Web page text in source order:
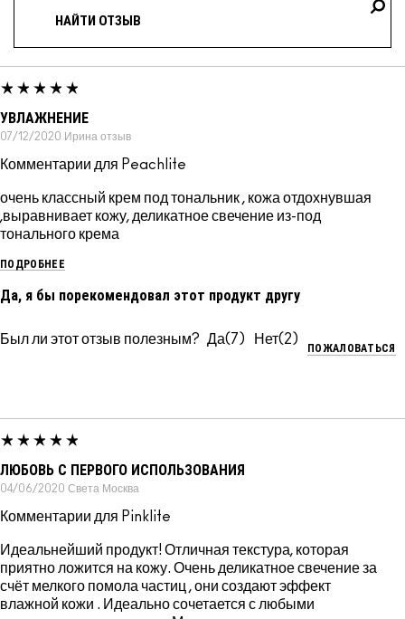
УВЛАЖНЕНИЕ
07/12/2020 Ирина отзыв
Комментарии для Peachlite
очень классный крем под тональник , кожа отдохнувшая
,выравнивает кожу, деликатное свечение из-под
тонального крема
ПОДРОБНЕЕ
Да, я бы порекомендовал этот продукт другу
Был ли этот отзыв полезным? 7 2
ПОЖАЛОВАТЬСЯ
ЛЮБОВЬ С ПЕРВОГО ИСПОЛЬЗОВАНИЯ
04/06/2020 Света Москва
Комментарии для Pinklite
Идеальнейший продукт! Отличная текстура, которая
приятно ложится на кожу. Очень деликатное свечение за
счёт мелкого помола частиц , они создают эффект
влажной кожи . Идеально сочетается с любыми